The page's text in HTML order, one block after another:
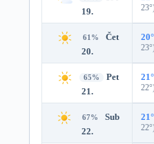
19.
61%
Čet
20.
65%
Pet
21.
67%
Sub
22.